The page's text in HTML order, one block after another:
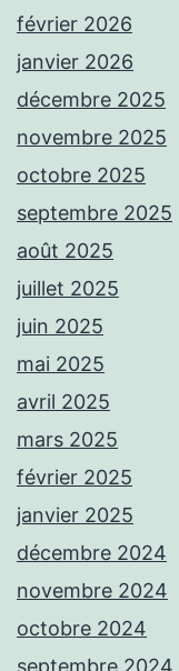
février 2026
janvier 2026
décembre 2025
novembre 2025
octobre 2025
septembre 2025
août 2025
juillet 2025
juin 2025
mai 2025
avril 2025
mars 2025
février 2025
janvier 2025
décembre 2024
novembre 2024
octobre 2024